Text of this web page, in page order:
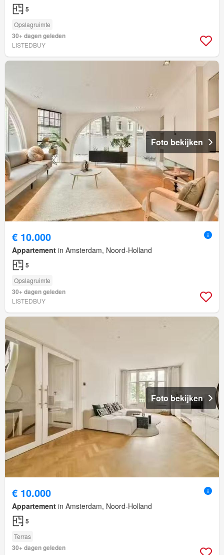
5
Opslagruimte
30+ dagen geleden
LISTEDBUY
Foto bekijken
€ 10.000
Appartement in Amsterdam, Noord-Holland
5
Opslagruimte
30+ dagen geleden
LISTEDBUY
Foto bekijken
€ 10.000
Appartement in Amsterdam, Noord-Holland
5
Terras
30+ dagen geleden